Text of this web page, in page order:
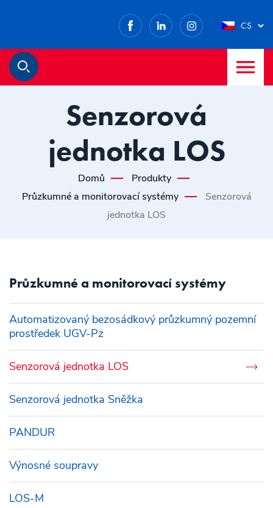
Facebook
LinkedInInstagram
CS
Senzorová
jednotka LOS
Domů
Produkty
Průzkumné a monitorovací systémy
Senzorová
jednotka LOS
Průzkumné a monitorovací systémy
Automatizovaný bezosádkový průzkumný pozemní
prostředek UGV-Pz
Senzorová jednotka LOS
Senzorová jednotka Sněžka
PANDUR
Výnosné soupravy
LOS-M